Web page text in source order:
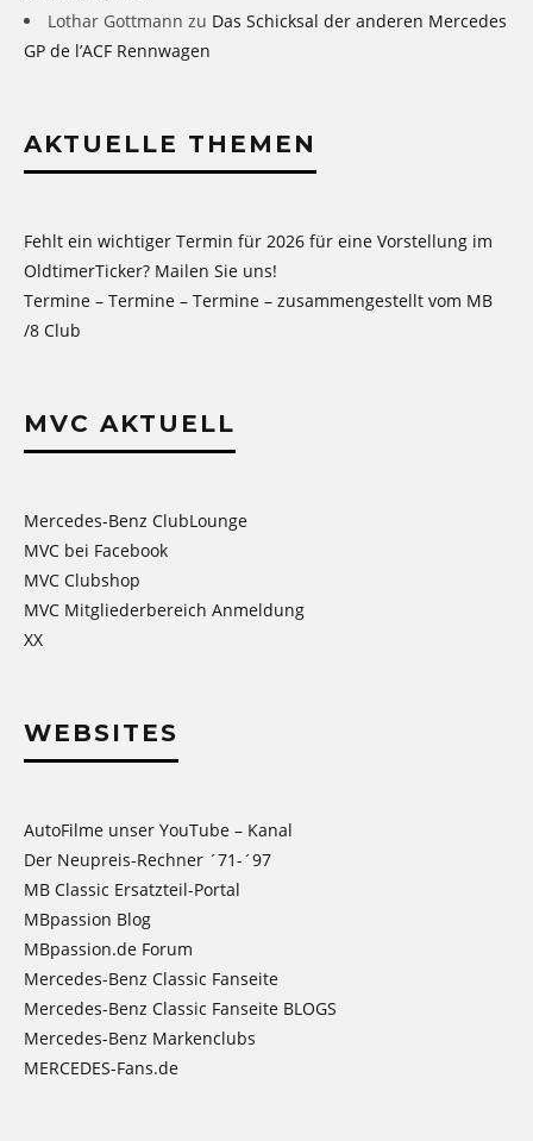
Lothar Gottmann zu Das Schicksal der anderen Mercedes
GP de l’ACF Rennwagen
AKTUELLE THEMEN
Fehlt ein wichtiger Termin für 2026 für eine Vorstellung im
OldtimerTicker? Mailen Sie uns!
Termine – Termine – Termine – zusammengestellt vom MB
/8 Club
MVC AKTUELL
Mercedes-Benz ClubLounge
MVC bei Facebook
MVC Clubshop
MVC Mitgliederbereich Anmeldung
XX
WEBSITES
AutoFilme unser YouTube – Kanal
Der Neupreis-Rechner ´71-´97
MB Classic Ersatzteil-Portal
MBpassion Blog
MBpassion.de Forum
Mercedes-Benz Classic Fanseite
Mercedes-Benz Classic Fanseite BLOGS
Mercedes-Benz Markenclubs
MERCEDES-Fans.de